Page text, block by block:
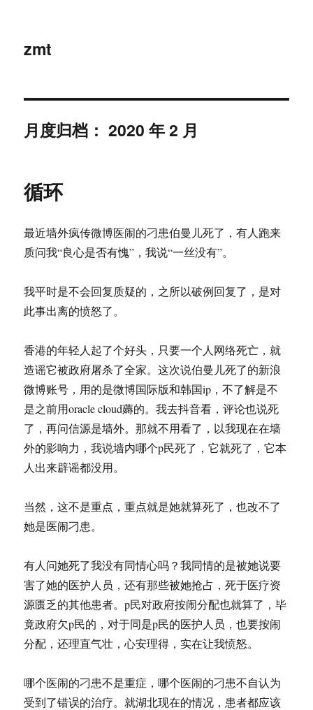
zmt
月度归档：2020 年 2 月
循环
最近墙外疯传微博医闹的刁患伯曼儿死了，有人跑来
质问我“良心是否有愧”，我说“一丝没有”。
我平时是不会回复质疑的，之所以破例回复了，是对
此事出离的愤怒了。
香港的年轻人起了个好头，只要一个人网络死亡，就
造谣它被政府屠杀了全家。这次说伯曼儿死了的新浪
微博账号，用的是微博国际版和韩国ip，不了解是不
是之前用oracle cloud薅的。我去抖音看，评论也说死
了，再问信源是墙外。那就不用看了，以我现在在墙
外的影响力，我说墙内哪个p民死了，它就死了，它本
人出来辟谣都没用。
当然，这不是重点，重点就是她就算死了，也改不了
她是医闹刁患。
有人问她死了我没有同情心吗？我同情的是被她说要
害了她的医护人员，还有那些被她抢占，死于医疗资
源匮乏的其他患者。p民对政府按闹分配也就算了，毕
竟政府欠p民的，对于同是p民的医护人员，也要按闹
分配，还理直气壮，心安理得，实在让我愤怒。
哪个医闹的刁患不是重症，哪个医闹的刁患不自认为
受到了错误的治疗。就湖北现在的情况，患者都应该